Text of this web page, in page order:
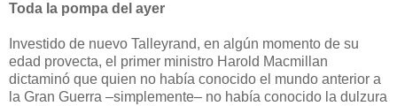
Toda la pompa del ayer
Investido de nuevo Talleyrand, en algún momento de su
edad provecta, el primer ministro Harold Macmillan
dictaminó que quien no había conocido el mundo anterior a
la Gran Guerra –simplemente– no había conocido la dulzura